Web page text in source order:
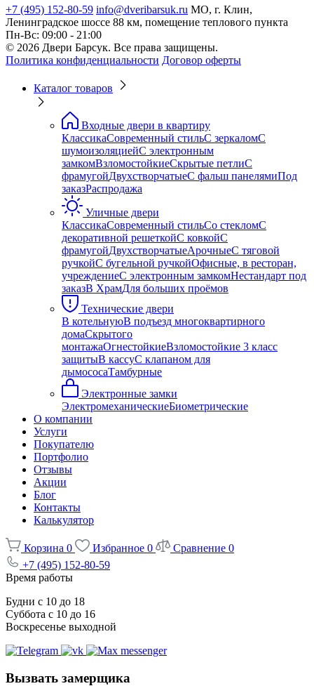
+7 (495) 152-80-59 info@dveribarsuk.ru МО, г. Клин,
Ленинградское шоссе 88 км, помещение теплового пункта
Пн-Вс: 09:00 - 21:00
© 2026 Двери Барсук. Все права защищены.
Политика конфиденциальности Договор оферты
Каталог товаров
Входные двери в квартиру
КлассикаСовременный стильС зеркаломС
шумоизоляциейС электронным
замкомВзломостойкиеСкрытые петлиС
фрамугойДвухстворчатыеС фальш панелямиПод
заказРаспродажа
Уличные двери
КлассикаСовременный стильСо стекломС
декоративной решеткойС ковкойС
фрамугойДвухстворчатыеАрочныеС тяговой
ручкойС бугельной ручкойОфисные, в ресторан,
учреждениеС электронным замкомНестандарт под
заказВ ХрамДля больших проёмов
Технические двери
В котельнуюВ подъезд многоквартирного
домаСкрытого
монтажаОгнестойкиеВзломостойкие 3 класс
защитыВ кассуС клапаном для
дымососаТамбурные
Электронные замки
ЭлектромеханическиеБиометрические
О компании
Услуги
Покупателю
Портфолио
Отзывы
Акции
Блог
Контакты
Калькулятор
Корзина 0 Избранное 0 Сравнение 0
+7 (495) 152-80-59
Время работы
Будни с 10 до 18
Суббота с 10 до 16
Воскресенье выходной
Вызвать замерщика